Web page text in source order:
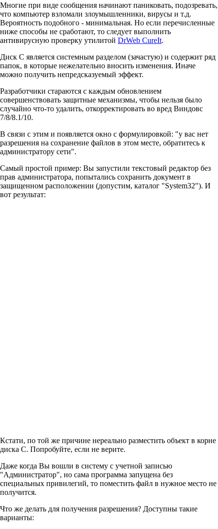
Многие при виде сообщения начинают паниковать, подозревать,
что компьютер взломали злоумышленники, вирусы и т.д.
Вероятность подобного - минимальная. Но если перечисленные
ниже способы не сработают, то следует выполнить
антивирусную проверку утилитой DrWeb CureIt.
Диск С является системным разделом (зачастую) и содержит ряд
папок, в которые нежелательно вносить изменения. Иначе
можно получить непредсказуемый эффект.
Разработчики стараются с каждым обновлением
совершенствовать защитные механизмы, чтобы нельзя было
случайно что-то удалить, откорректировать во вред Виндовс
7/8/8.1/10.
В связи с этим и появляется окно с формулировкой: "у вас нет
разрешения на сохранение файлов в этом месте, обратитесь к
администратору сети".
Самый простой пример: Вы запустили текстовый редактор без
прав администратора, попытались сохранить документ в
защищенном расположении (допустим, каталог "System32"). И
вот результат:
Кстати, по той же причине нереально разместить объект в корне
диска C. Попробуйте, если не верите.
Даже когда Вы вошли в систему с учетной записью
"Администратор", но сама программа запущена без
специальных привилегий, то поместить файл в нужное место не
получится.
Что же делать для получения разрешения? Доступны такие
варианты: